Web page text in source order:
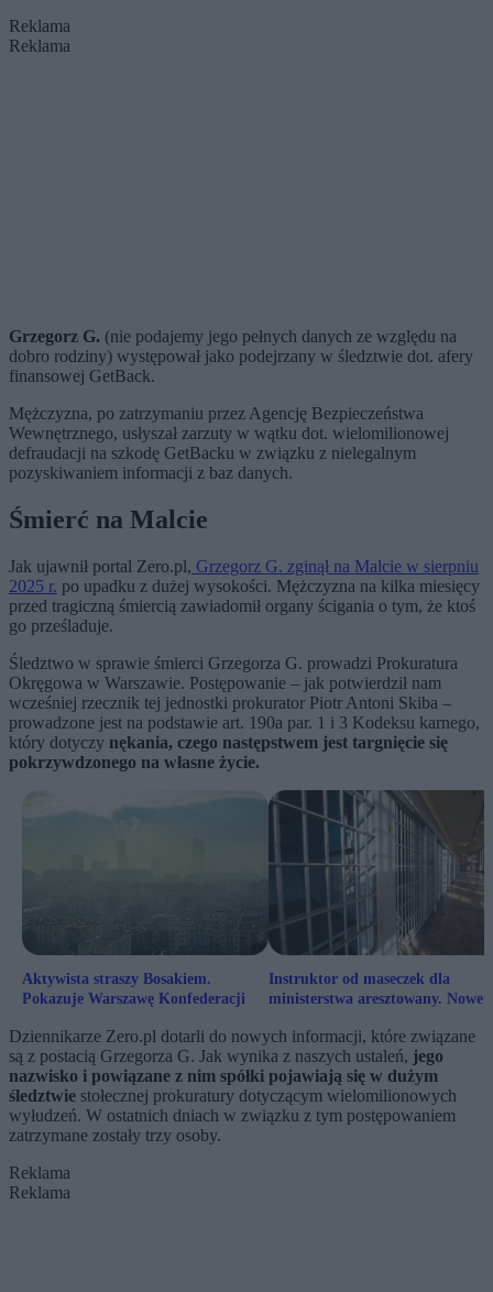
Reklama
Reklama
Grzegorz G. (nie podajemy jego pełnych danych ze względu na
dobro rodziny) występował jako podejrzany w śledztwie dot. afery
finansowej GetBack.
Mężczyzna, po zatrzymaniu przez Agencję Bezpieczeństwa
Wewnętrznego, usłyszał zarzuty w wątku dot. wielomilionowej
defraudacji na szkodę GetBacku w związku z nielegalnym
pozyskiwaniem informacji z baz danych.
Śmierć na Malcie
Jak ujawnił portal Zero.pl, Grzegorz G. zginął na Malcie w sierpniu
2025 r. po upadku z dużej wysokości. Mężczyzna na kilka miesięcy
przed tragiczną śmiercią zawiadomił organy ścigania o tym, że ktoś
go prześladuje.
Śledztwo w sprawie śmierci Grzegorza G. prowadzi Prokuratura
Okręgowa w Warszawie. Postępowanie – jak potwierdził nam
wcześniej rzecznik tej jednostki prokurator Piotr Antoni Skiba –
prowadzone jest na podstawie art. 190a par. 1 i 3 Kodeksu karnego,
który dotyczy nękania, czego następstwem jest targnięcie się
pokrzywdzonego na własne życie.
Aktywista straszy Bosakiem.
Pokazuje Warszawę Konfederacji
Instruktor od maseczek dla
ministerstwa aresztowany. Nowe
Dziennikarze Zero.pl dotarli do nowych informacji, które związane
są z postacią Grzegorza G. Jak wynika z naszych ustaleń, jego
nazwisko i powiązane z nim spółki pojawiają się w dużym
śledztwie stołecznej prokuratury dotyczącym wielomilionowych
wyłudzeń. W ostatnich dniach w związku z tym postępowaniem
zatrzymane zostały trzy osoby.
Reklama
Reklama